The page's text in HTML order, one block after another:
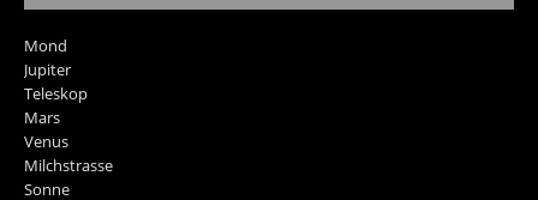
Mond
Jupiter
Teleskop
Mars
Venus
Milchstrasse
Sonne